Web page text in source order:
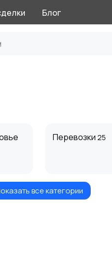
Блог
Перевозки 25
Ремонт техники
все категории